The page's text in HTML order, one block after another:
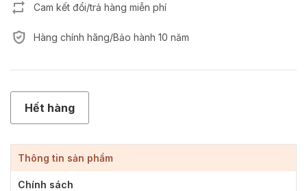
Cam kết đổi/trả hàng miễn phí
Hàng chính hãng/Bảo hành 10 năm
Hết hàng
Thông tin sản phẩm
Chính sách